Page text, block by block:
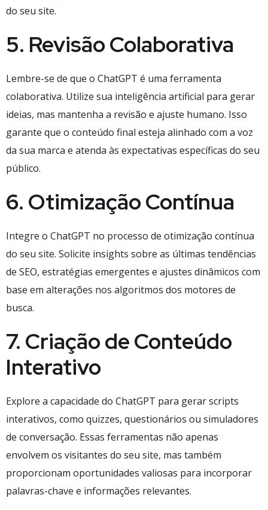
do seu site.
5. Revisão Colaborativa
Lembre-se de que o ChatGPT é uma ferramenta
colaborativa. Utilize sua inteligência artificial para gerar
ideias, mas mantenha a revisão e ajuste humano. Isso
garante que o conteúdo final esteja alinhado com a voz
da sua marca e atenda às expectativas específicas do seu
público.
6. Otimização Contínua
Integre o ChatGPT no processo de otimização contínua
do seu site. Solicite insights sobre as últimas tendências
de SEO, estratégias emergentes e ajustes dinâmicos com
base em alterações nos algoritmos dos motores de
busca.
7. Criação de Conteúdo
Interativo
Explore a capacidade do ChatGPT para gerar scripts
interativos, como quizzes, questionários ou simuladores
de conversação. Essas ferramentas não apenas
envolvem os visitantes do seu site, mas também
proporcionam oportunidades valiosas para incorporar
palavras-chave e informações relevantes.